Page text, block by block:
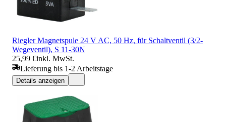
Riegler Magnetspule 24 V AC, 50 Hz, für Schaltventil (3/2-
Wegeventil), S 11-30N
25,99 €inkl. MwSt.
Lieferung bis 1-2 Arbeitstage
Details anzeigen